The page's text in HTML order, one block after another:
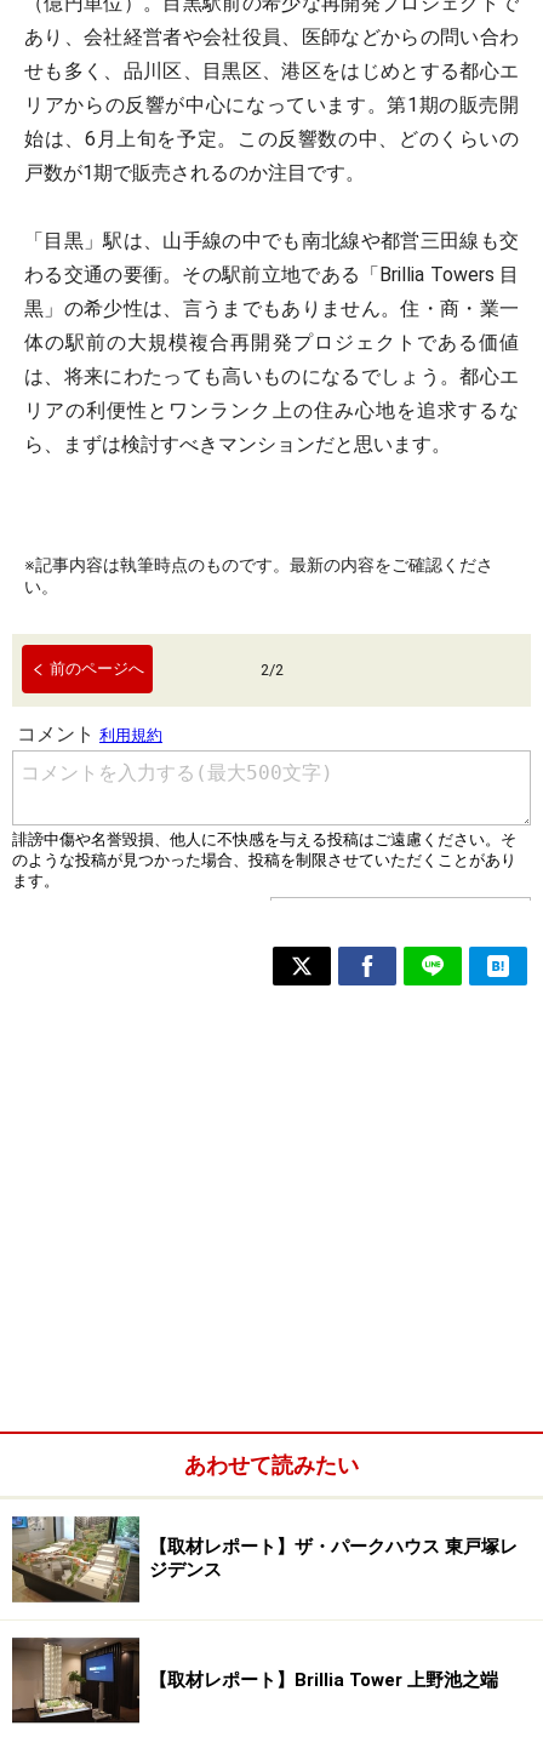
あり、会社経営者や会社役員、医師などからの問い合わ
せも多く、品川区、目黒区、港区をはじめとする都心エ
リアからの反響が中心になっています。第1期の販売開
始は、6月上旬を予定。この反響数の中、どのくらいの
戸数が1期で販売されるのか注目です。
「目黒」駅は、山手線の中でも南北線や都営三田線も交
わる交通の要衝。その駅前立地である「Brillia Towers 目
黒」の希少性は、言うまでもありません。住・商・業一
体の駅前の大規模複合再開発プロジェクトである価値
は、将来にわたっても高いものになるでしょう。都心エ
リアの利便性とワンランク上の住み心地を追求するな
ら、まずは検討すべきマンションだと思います。
※記事内容は執筆時点のものです。最新の内容をご確認くださ
い。
前のページへ 2/2
あわせて読みたい
【取材レポート】ザ・パークハウス 東戸塚レ
ジデンス
【取材レポート】Brillia Tower 上野池之端